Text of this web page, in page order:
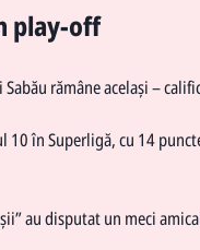
play-off
rămâne același –
10 în Superligă, cu 14
au disputat un meci